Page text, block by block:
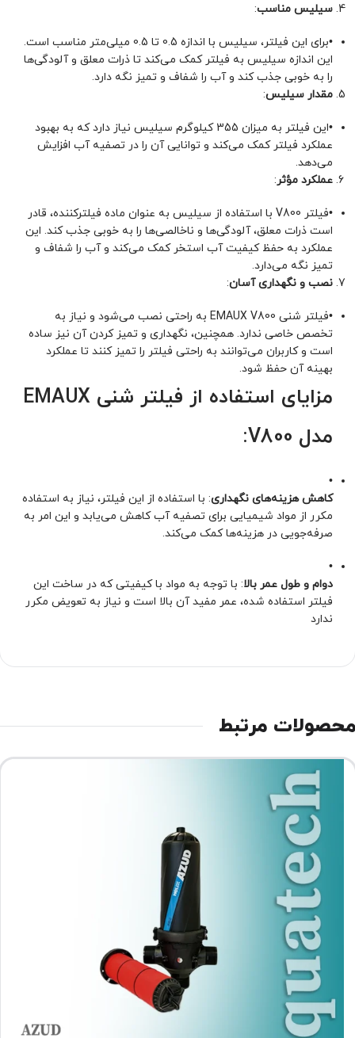
سیلیس مناسب:
•
برای این فیلتر، سیلیس با اندازه 0.5 تا 0.5 میلی‌متر مناسب است.
این اندازه سیلیس به فیلتر کمک می‌کند تا ذرات معلق و آلودگی‌ها
را به خوبی جذب کند و آب را شفاف و تمیز نگه دارد.
مقدار سیلیس:
•
این فیلتر به میزان 355 کیلوگرم سیلیس نیاز دارد که به بهبود
عملکرد فیلتر کمک می‌کند و توانایی آن را در تصفیه آب افزایش
می‌دهد.
عملکرد مؤثر:
•
فیلتر V800 با استفاده از سیلیس به عنوان ماده فیلترکننده، قادر
است ذرات معلق، آلودگی‌ها و ناخالصی‌ها را به خوبی جذب کند. این
عملکرد به حفظ کیفیت آب استخر کمک می‌کند و آب را شفاف و
تمیز نگه می‌دارد.
نصب و نگهداری آسان:
•
فیلتر شنی EMAUX V800 به راحتی نصب می‌شود و نیاز به
تخصص خاصی ندارد. همچنین، نگهداری و تمیز کردن آن نیز ساده
است و کاربران می‌توانند به راحتی فیلتر را تمیز کنند تا عملکرد
بهینه آن حفظ شود.
مزایای استفاده از فیلتر شنی EMAUX
مدل V800:
•
کاهش هزینه‌های نگهداری: با استفاده از این فیلتر، نیاز به استفاده
مکرر از مواد شیمیایی برای تصفیه آب کاهش می‌یابد و این امر به
صرفه‌جویی در هزینه‌ها کمک می‌کند.
•
دوام و طول عمر بالا: با توجه به مواد با کیفیتی که در ساخت این
فیلتر استفاده شده، عمر مفید آن بالا است و نیاز به تعویض مکرر
ندارد
مرتبط